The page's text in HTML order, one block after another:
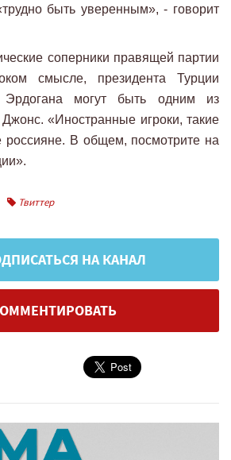
быть уверенным», - говорит
соперники правящей партии
смысле, президента Турции
могут быть одним из
«Иностранные игроки, такие
В общем, посмотрите на
Твиттер
НА КАНАЛ